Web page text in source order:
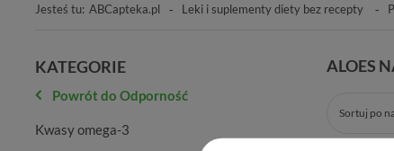
Jesteś tu: ABCapteka.pl Leki i suplementy diety bez recepty
KATEGORIE
Powrót do Odporność
Kwasy omega-3
ALOES
Sortuj po